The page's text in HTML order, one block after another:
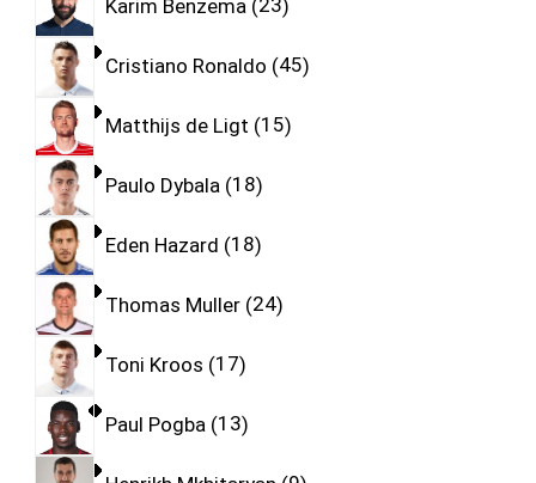
Karim Benzema 23
Cristiano Ronaldo 45
Matthijs de Ligt 15
Paulo Dybala 18
Eden Hazard 18
Thomas Muller 24
Toni Kroos 17
Paul Pogba 13